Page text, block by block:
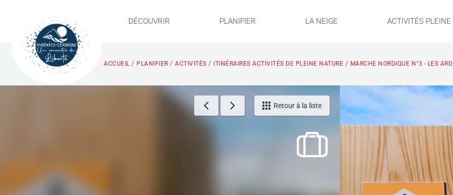
DÉCOUVRIR PLANIFIER LA NEIGE ACTIVITÉS
ACCUEIL / PLANIFIER / ACTIVITÉS / ITINÉRAIRES ACTIVITÉS DE PLEINE NATURE / MARCHE NORDIQUE N°3 - LES
Retour à la liste